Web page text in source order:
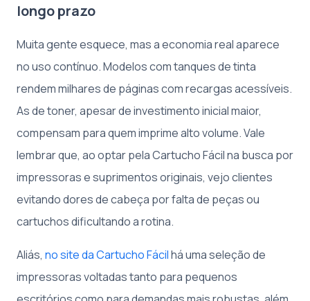
longo prazo
Muita gente esquece, mas a economia real aparece
no uso contínuo. Modelos com tanques de tinta
rendem milhares de páginas com recargas acessíveis.
As de toner, apesar de investimento inicial maior,
compensam para quem imprime alto volume. Vale
lembrar que, ao optar pela Cartucho Fácil na busca por
impressoras e suprimentos originais, vejo clientes
evitando dores de cabeça por falta de peças ou
cartuchos dificultando a rotina.
Aliás, no site da Cartucho Fácilhá uma seleção de
impressoras voltadas tanto para pequenos